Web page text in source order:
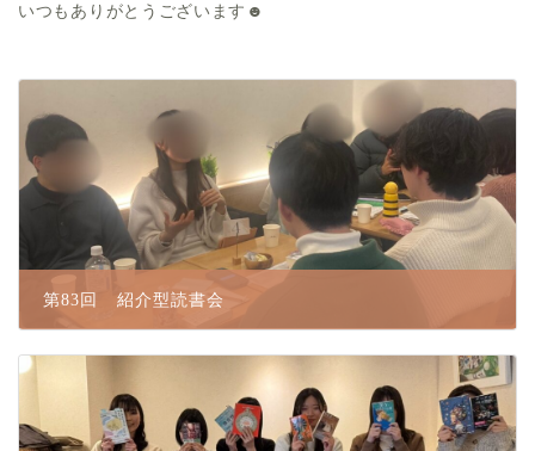
いつもありがとうございます☻
第83回 紹介型読書会